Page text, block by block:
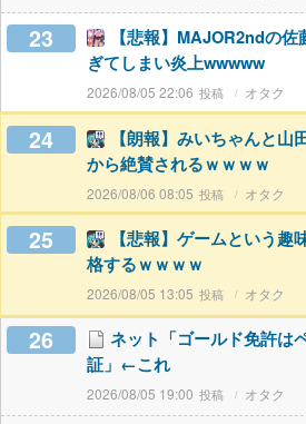
23
【悲報】MAJOR2ndの
ぎてしまい炎上wwwww
2026/08/05 22:06 オタク
24
【朗報】みいちゃんと
から絶賛されるｗｗｗｗ
2026/08/06 08:05 オタク
25
【悲報】ゲームという
格するｗｗｗｗ
2026/08/05 13:05 オタク
26
ネット「ゴールド免許は
証」←これ
2026/08/05 19:00 オタク